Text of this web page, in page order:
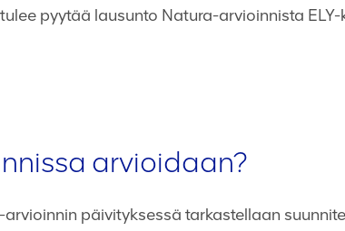
pyytää lausunto Natura-arvioinnista ELY-
arvioidaan?
päivityksessä tarkastellaan